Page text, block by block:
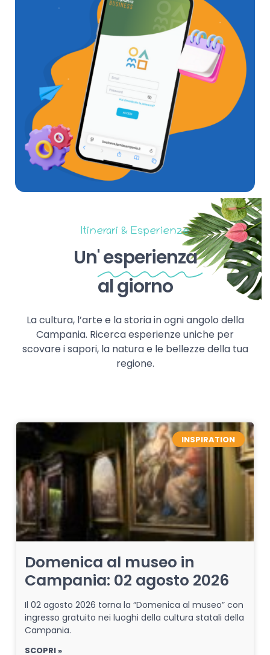
Itinerari & Esperienze
Un'esperienza
al giorno
La cultura, l’arte e la storia in ogni angolo della
Campania. Ricerca esperienze uniche per
scovare i sapori, la natura e le bellezze della tua
regione.
INSPIRATION
Domenica al museo in
Campania: 02 agosto 2026
Il 02 agosto 2026 torna la “Domenica al museo” con
ingresso gratuito nei luoghi della cultura statali della
Campania.
SCOPRI »